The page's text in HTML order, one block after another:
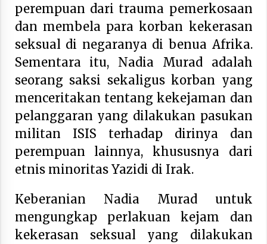
perempuan dari trauma pemerkosaan
dan membela para korban kekerasan
seksual di negaranya di benua Afrika.
Sementara itu, Nadia Murad adalah
seorang saksi sekaligus korban yang
menceritakan tentang kekejaman dan
pelanggaran yang dilakukan pasukan
militan ISIS terhadap dirinya dan
perempuan lainnya, khususnya dari
etnis minoritas Yazidi di Irak.
Keberanian Nadia Murad untuk
mengungkap perlakuan kejam dan
kekerasan seksual yang dilakukan